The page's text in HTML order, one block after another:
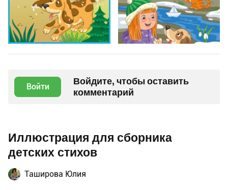
Войти
Войдите, чтобы оставить
комментарий
Иллюстрация для сборника
детских стихов
Таширова Юлия